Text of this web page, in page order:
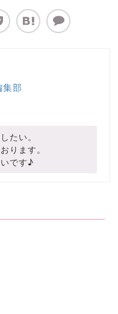
部
たい。
ります。
です♪